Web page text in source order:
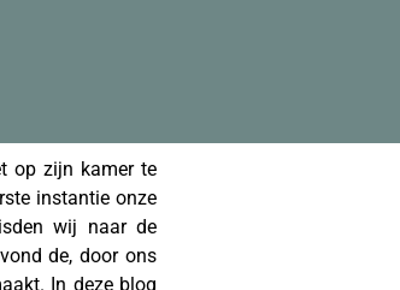
op zijn kamer te
instantie onze
wij naar de
de, door ons
In deze blog